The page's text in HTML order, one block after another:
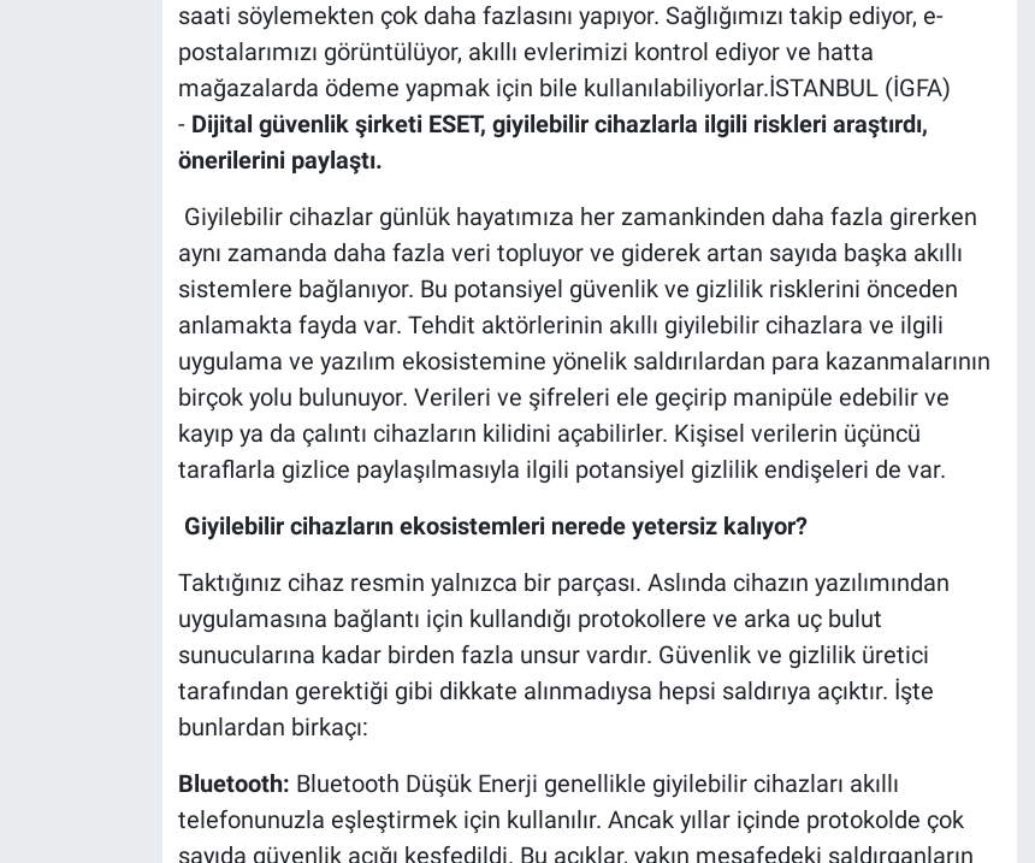
saati söylemekten çok daha fazlasını yapıyor. Sağlığımızı takip ediyor, e-
postalarımızı görüntülüyor, akıllı evlerimizi kontrol ediyor ve hatta
mağazalarda ödeme yapmak için bile kullanılabiliyorlar.İSTANBUL (İGFA)
- Dijital güvenlik şirketi ESET, giyilebilir cihazlarla ilgili riskleri araştırdı,
önerilerini paylaştı.
Giyilebilir cihazlar günlük hayatımıza her zamankinden daha fazla girerken
aynı zamanda daha fazla veri topluyor ve giderek artan sayıda başka akıllı
sistemlere bağlanıyor. Bu potansiyel güvenlik ve gizlilik risklerini önceden
anlamakta fayda var. Tehdit aktörlerinin akıllı giyilebilir cihazlara ve ilgili
uygulama ve yazılım ekosistemine yönelik saldırılardan para kazanmalarının
birçok yolu bulunuyor. Verileri ve şifreleri ele geçirip manipüle edebilir ve
kayıp ya da çalıntı cihazların kilidini açabilirler. Kişisel verilerin üçüncü
taraflarla gizlice paylaşılmasıyla ilgili potansiyel gizlilik endişeleri de var.
Giyilebilir cihazların ekosistemleri nerede yetersiz kalıyor?
Taktığınız cihaz resmin yalnızca bir parçası. Aslında cihazın yazılımından
uygulamasına bağlantı için kullandığı protokollere ve arka uç bulut
sunucularına kadar birden fazla unsur vardır. Güvenlik ve gizlilik üretici
tarafından gerektiği gibi dikkate alınmadıysa hepsi saldırıya açıktır. İşte
bunlardan birkaçı:
Bluetooth: Bluetooth Düşük Enerji genellikle giyilebilir cihazları akıllı
telefonunuzla eşleştirmek için kullanılır. Ancak yıllar içinde protokolde çok
sayıda güvenlik açığı keşfedildi. Bu açıklar, yakın mesafedeki saldırganların